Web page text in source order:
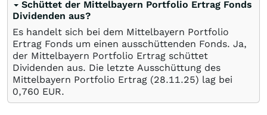
Schüttet der Mittelbayern Portfolio Ertrag Fonds
Dividenden aus?
Es handelt sich bei dem Mittelbayern Portfolio
Ertrag Fonds um einen ausschüttenden Fonds. Ja,
der Mittelbayern Portfolio Ertrag schüttet
Dividenden aus. Die letzte Ausschüttung des
Mittelbayern Portfolio Ertrag (28.11.25) lag bei
0,760 EUR.